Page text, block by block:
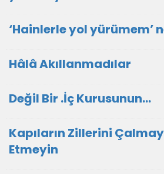
‘Hainlerle yol yürümem’
Hâlâ Akıllanmadılar
Değil Bir .İç Kurusunun…
Kapıların Zillerini
Etmeyin